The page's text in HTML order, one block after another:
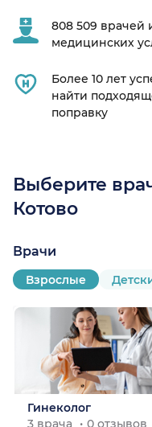
808 509 врачей
медицинских
Более 10 лет
найти
поправку
Выберите
Котово
Врачи
Взрослые
Гинеколог
3 врача
0 отзывов